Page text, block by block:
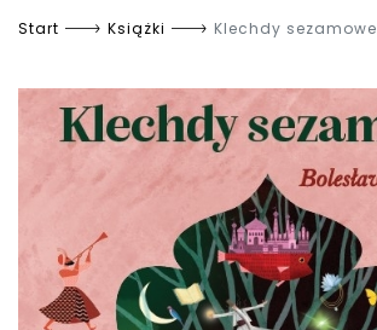
Start Książki Klechdy sezamowe